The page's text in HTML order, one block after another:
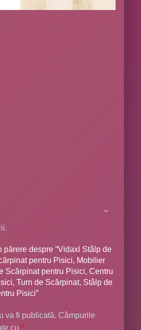
părere despre “Vidaxl Stâlp de
pentru Pisici, Mobilier
Scărpinat pentru Pisici, Centru
Turn de Scărpinat, Stâlp de
Pisici”
va fi publicată. Câmpurile
cu*